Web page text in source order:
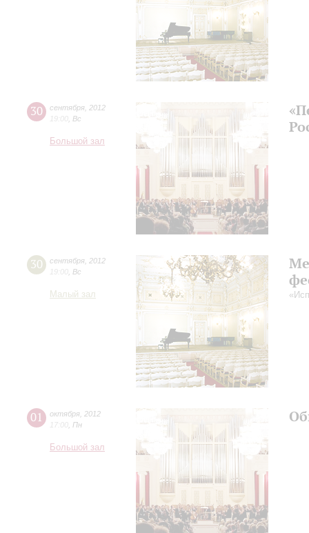
30 сентября 2012
19:00
Вс
Большой зал
30 сентября 2012
19:00
Вс
Малый зал
01 октября 2012
17:00
Пн
Большой зал